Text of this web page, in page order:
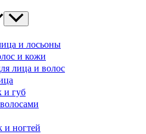
и лосьоны
и кожи
лица и волос
и губ
и ногтей